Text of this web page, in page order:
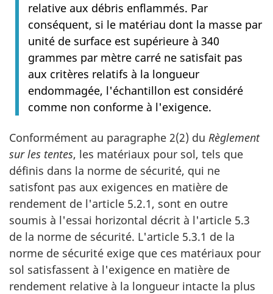
relative aux débris enflammés. Par
conséquent, si le matériau dont la masse par
unité de surface est supérieure à 340
grammes par mètre carré ne satisfait pas
aux critères relatifs à la longueur
endommagée, l'échantillon est considéré
comme non conforme à l'exigence.
Conformément au paragraphe 2(2) du Règlement
sur les tentes, les matériaux pour sol, tels que
définis dans la norme de sécurité, qui ne
satisfont pas aux exigences en matière de
rendement de l'article 5.2.1, sont en outre
soumis à l'essai horizontal décrit à l'article 5.3
de la norme de sécurité. L'article 5.3.1 de la
norme de sécurité exige que ces matériaux pour
sol satisfassent à l'exigence en matière de
rendement relative à la longueur intacte la plus